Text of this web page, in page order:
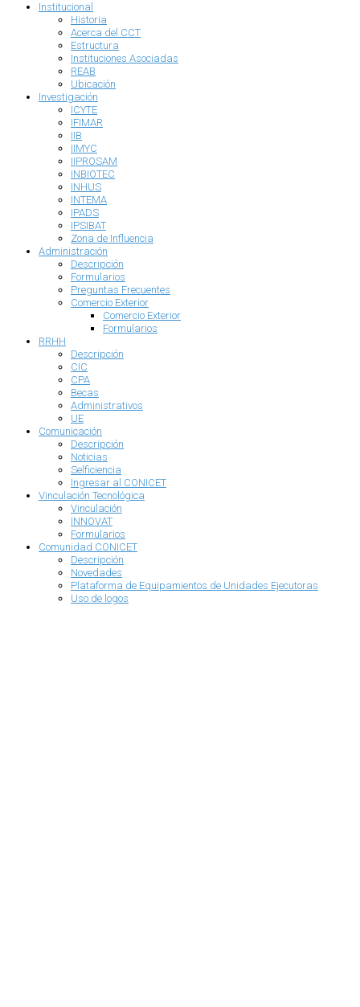
Institucional
Historia
Acerca del CCT
Estructura
Instituciones Asociadas
REAB
Ubicación
Investigación
ICYTE
IFIMAR
IIB
IIMYC
IIPROSAM
INBIOTEC
INHUS
INTEMA
IPADS
IPSIBAT
Zona de Influencia
Administración
Descripción
Formularios
Preguntas Frecuentes
Comercio Exterior
Comercio Exterior
Formularios
RRHH
Descripción
CIC
CPA
Becas
Administrativos
UE
Comunicación
Descripción
Noticias
Selficiencia
Ingresar al CONICET
Vinculación Tecnológica
Vinculación
INNOVAT
Formularios
Comunidad CONICET
Descripción
Novedades
Plataforma de Equipamientos de Unidades Ejecutoras
Uso de logos